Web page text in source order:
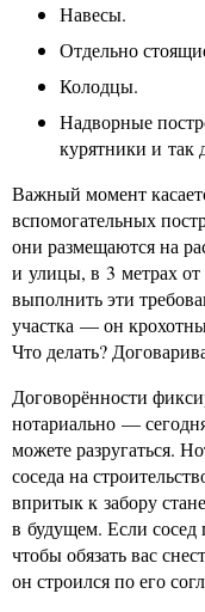
Навесы.
Отдельно
Колодцы.
Надворные
курятники и так
Важный момент
вспомогательных
они размещаются на
и улицы, в 3 метрах
выполнить эти
участка — он
Что делать?
Договорённости
нотариально —
можете разругаться.
соседа на
впритык к забору
в будущем. Если сосед
чтобы обязать вас
он строился по его